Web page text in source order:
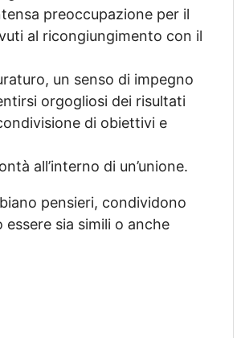
preoccupazione per il
al ricongiungimento con il
un senso di impegno
orgogliosi dei risultati
di obiettivi e
all’interno di un’unione.
pensieri, condividono
sia simili o anche